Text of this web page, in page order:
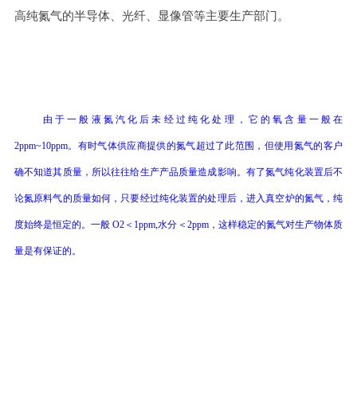
高纯氮气的半导体、光纤、显像管等主要生产部门。
由于一般液 氮 汽化后未经过纯化处理，它的氧含量一般在
2ppm~10ppm。有时气体供应商提供的氮气超过了此范围，但使用氮气的客户
确不知道其质量，所以往往给生产产品质量造成影响。有了氮气纯化装置后不
论氮原料气的质量如何，只要经过纯化装置的处理后，进入真空炉的氮气，纯
度始终是恒定的。一般 O2 ＜ 1ppm,水分＜ 2ppm，这样稳定的氮气对生产物体质
量是有保证的。